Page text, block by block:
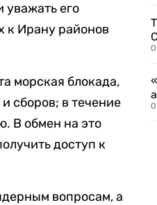
уважать его
к Ирану районов
морская блокада,
сборов; в течение
В обмен на это
доступ к
вопросам, а